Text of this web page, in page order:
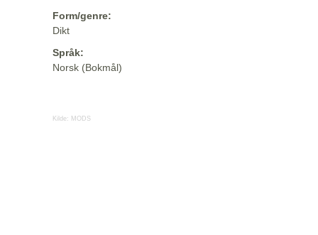
Form/genre:
Dikt
Språk:
Norsk (Bokmål)
Kilde: MODS